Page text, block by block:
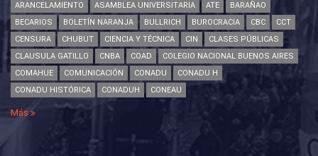
ARANCELAMIENTO
ASAMBLEA UNIVERSITARIA ATE
BARAÑAO
BECARIOS
BOLETÍN NARANJA BULLRICH BUROCRACIA CBC
CCT
CENSURA
CHUBUT CIENCIA Y TÉCNICA CIN
CLASES PÚBLICAS
CLAUSULA GATILLO
CNBA COAD
COLEGIO NACIONAL BUENOS AIRES
COMAHUE
COMUNICACIÓN CONADU
CONADU H
CONADU HISTÓRICA
CONADUH CONEAU
Más